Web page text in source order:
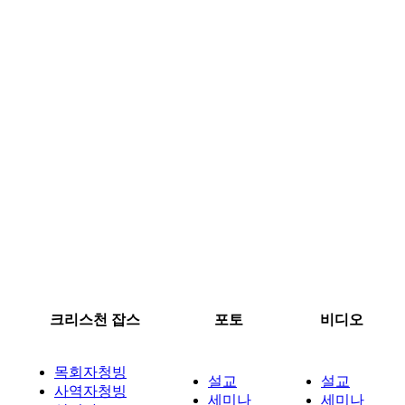
크리스천 잡스 포토 비디오
목회자청빙
사역자청빙
설교
세미나
설교
세미나